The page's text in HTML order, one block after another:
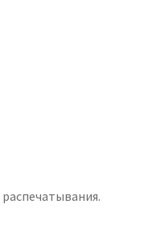
распечатывания.